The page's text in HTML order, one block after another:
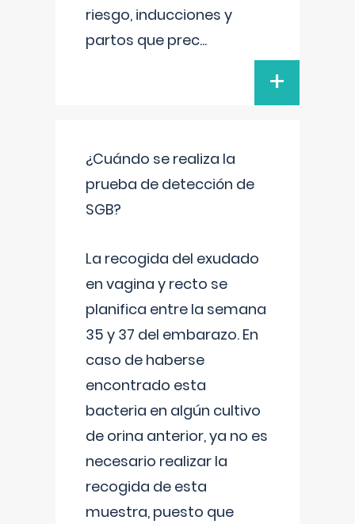
riesgo, inducciones y
partos que prec...
+
¿Cuándo se realiza la
prueba de detección de
SGB?
La recogida del exudado
en vagina y recto se
planifica entre la semana
35 y 37 del embarazo. En
caso de haberse
encontrado esta
bacteria en algún cultivo
de orina anterior, ya no es
necesario realizar la
recogida de esta
muestra, puesto que